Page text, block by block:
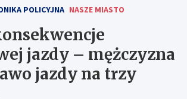
POLICYJNA NASZE MIASTO
jazdy – mężczyzna
jazdy na trzy